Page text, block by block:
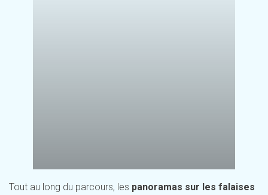
Tout au long du parcours, les panoramas sur les falaises